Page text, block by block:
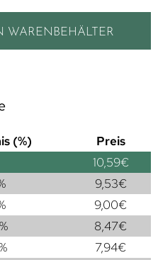
WARENBEHÄLTER
(%)
Preis
10,59€
9,53€
9,00€
8,47€
7,94€